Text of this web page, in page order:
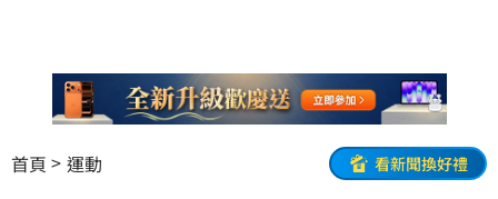
首頁 運動 看新聞換好禮